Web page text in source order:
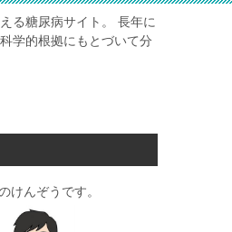
る糖尿病サイト。 長年に
学的根拠にもとづいて分
けんぞうです。